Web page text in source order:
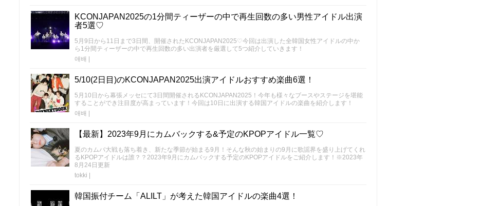
KCONJAPAN2025の1分間ティーザーの中で再生回数の多い男性アイドル出演
者5選♡
5月9日から11日まで3日間、開催されたKCONJAPAN2025♡今回は出演した全韓国女性アイドルの中か
ら1分間ティーザーの中で再生回数の多い出演者を厳選して5つ紹介していきます！
애배
5/10(2日目)のKCONJAPAN2025出演アイドルおすすめ楽曲6選！
5月10日から幕張メッセにて3日間開催されるKCONJAPAN2025！今年も様々なブースやステージを堪能
することができ注目度が高まっています！今回は10日に出演する韓国アイドルの楽曲を紹介します！
애배
【最新】2023年9月にカムバックする&予定のKPOPアイドル一覧♡
夏のカムバ大戦も落ち着き、新たな季節が始まる9月！そんな秋の始まりの9月に歌謡界を盛り上げてくれ
るKPOPアイドルは誰？？2023年9月にカムバックする予定のKPOPアイドルをご紹介します！※2023年
8月24日更新
tokki
韓国振付チーム「ALILT」が考えた韓国アイドルの楽曲4選！